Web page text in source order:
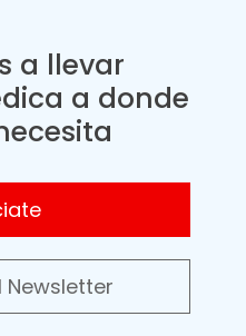
a llevar
a donde
Newsletter